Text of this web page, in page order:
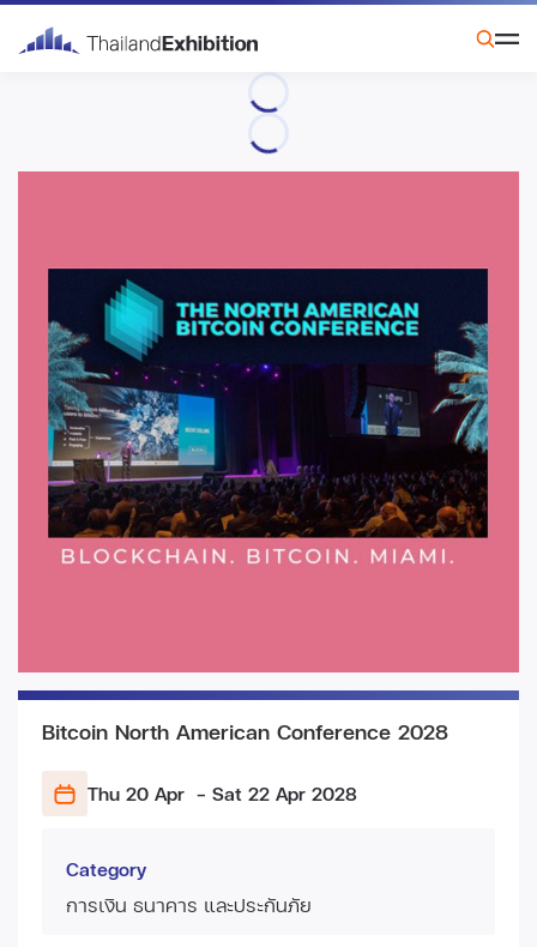
Bitcoin North American Conference 2028
Thu 20 Apr - Sat 22 Apr 2028
Category
การเงิน ธนาคาร และประกันภัย